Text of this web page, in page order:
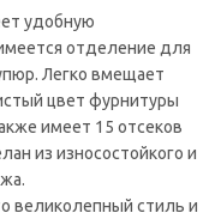
удобную
отделение для
Легко вмещает
цвет фурнитуры
имеет 15 отсеков
из износостойкого и
великолепный стиль и